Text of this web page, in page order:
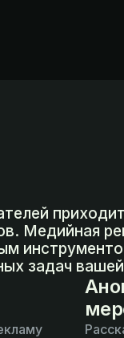
приходит
Медийная
задач